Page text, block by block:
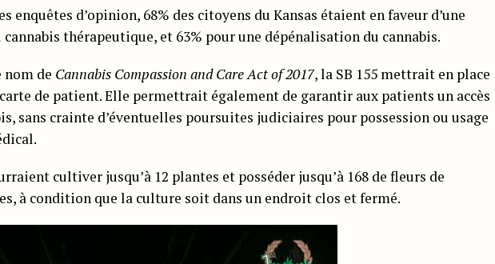
enquêtes d’opinion, 68% des citoyens du Kansas étaient en faveur d’une
thérapeutique, et 63% pour une dépénalisation du cannabis.
nom de Cannabis Compassion and Care Act of 2017, la SB 155 mettrait en place
de patient. Elle permettrait également de garantir aux patients un accès
sans crainte d’éventuelles poursuites judiciaires pour possession ou usage
cultiver jusqu’à 12 plantes et posséder jusqu’à 168 de fleurs de
à condition que la culture soit dans un endroit clos et fermé.